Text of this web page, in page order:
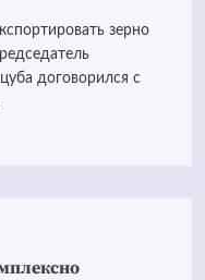
зерно
договорился с